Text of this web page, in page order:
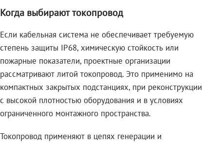
Когда выбирают токопровод
Если кабельная система не обеспечивает требуемую
степень защиты IP68, химическую стойкость или
пожарные показатели, проектные организации
рассматривают литой токопровод. Это применимо на
компактных закрытых подстанциях, при реконструкции
с высокой плотностью оборудования и в условиях
ограниченного монтажного пространства.
Токопровод применяют в цепях генерации и